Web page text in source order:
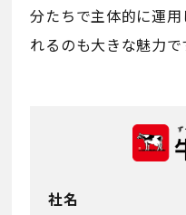
分たちで主体的に運
れるのも大きな魅力で
社名